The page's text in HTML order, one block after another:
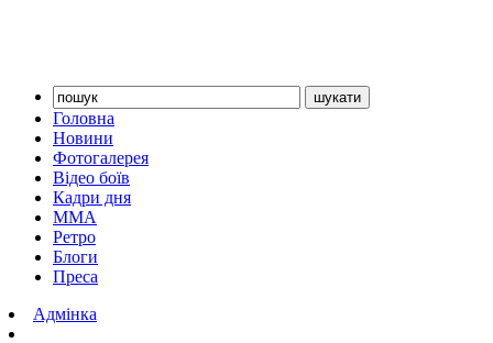
Головна
Новини
Фотогалерея
Відео боїв
Кадри дня
ММА
Ретро
Блоги
Преса
Адмінка